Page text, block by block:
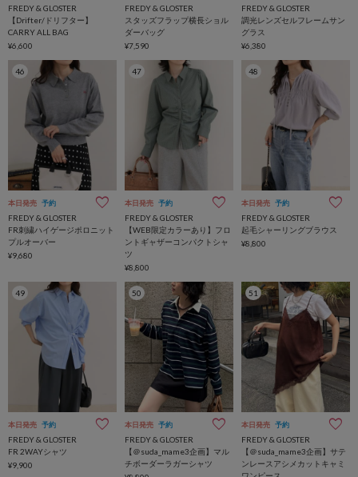
FREDY & GLOSTER
【Drifter/ドリフター】
CARRY ALL BAG
¥6,600
FREDY & GLOSTER
スタッズフラップ横長ショル
ダーバッグ
¥7,590
FREDY & GLOSTER
調光レンズセルフレームサン
グラス
¥6,380
46
本日発売 予約
FREDY & GLOSTER
FR刺繍ハイゲージポロニット
プルオーバー
¥9,680
47
本日発売 予約
FREDY & GLOSTER
【WEB限定カラーあり】フロ
ントギャザーコンパクトシャ
ツ
¥8,800
48
本日発売 予約
FREDY & GLOSTER
起毛シャーリングブラウス
¥8,800
49
本日発売 予約
FREDY & GLOSTER
FR 2WAYシャツ
¥9,900
50
本日発売 予約
FREDY & GLOSTER
【＠suda_mame3企画】マル
チボーダーラガーシャツ
51
本日発売 予約
FREDY & GLOSTER
【＠suda_mame3企画】サテ
ンレースアシメカットキャミ
ワンピース